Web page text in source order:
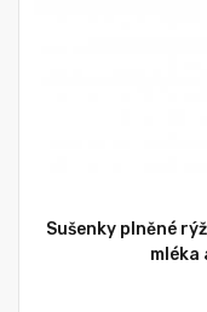
Sušenky plněné
mléka